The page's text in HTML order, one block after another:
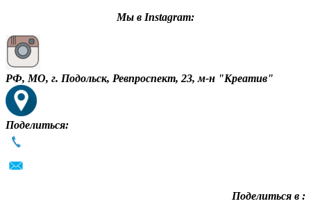
Мы в Instagram:
РФ, МО, г. Подольск, Ревпроспект, 23, м-н "Креатив"
Поделиться:
Поделиться в :